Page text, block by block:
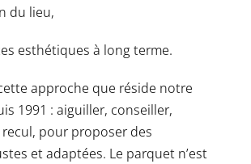
du lieu,
esthétiques à long terme.
approche que réside notre
1991 : aiguiller, conseiller,
pour proposer des
et adaptées. Le parquet n’est